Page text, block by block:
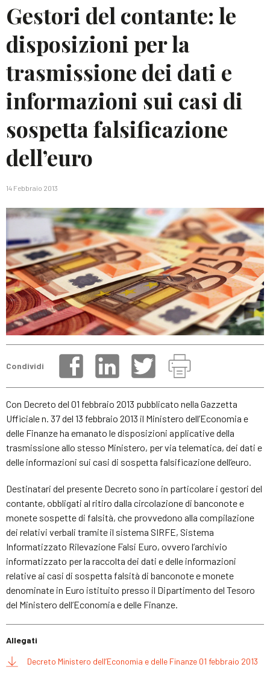
Gestori del contante: le
disposizioni per la
trasmissione dei dati e
informazioni sui casi di
sospetta falsificazione
dell’euro
14 Febbraio 2013
Condividi
Con Decreto del 01 febbraio 2013 pubblicato nella Gazzetta
Ufficiale n. 37 del 13 febbraio 2013 il Ministero dell’Economia e
delle Finanze ha emanato le disposizioni applicative della
trasmissione allo stesso Ministero, per via telematica, dei dati e
delle informazioni sui casi di sospetta falsificazione dell’euro.
Destinatari del presente Decreto sono in particolare i gestori del
contante, obbligati al ritiro dalla circolazione di banconote e
monete sospette di falsità, che provvedono alla compilazione
dei relativi verbali tramite il sistema SIRFE, Sistema
Informatizzato Rilevazione Falsi Euro, ovvero l’archivio
informatizzato per la raccolta dei dati e delle informazioni
relative ai casi di sospetta falsità di banconote e monete
denominate in Euro istituito presso il Dipartimento del Tesoro
del Ministero dell’Economia e delle Finanze.
Allegati
Decreto Ministero dell’Economia e delle Finanze 01 febbraio 2013